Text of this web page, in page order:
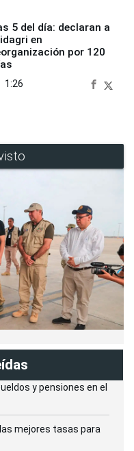
5 del día: declaran a
en
por 120
1:26
y pensiones en el
mejores tasas para